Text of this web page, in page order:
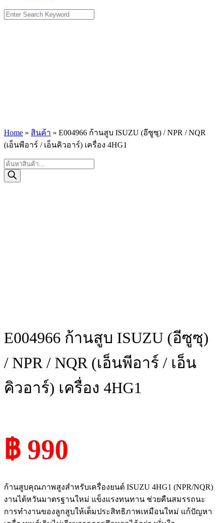
Search
for:
Home » สินค้า » E004966 ก้านสูบ ISUZU (อีซูซุ) / NPR / NQR
(เอ็นพีอาร์ / เอ็นคิวอาร์) เครื่อง 4HG1
Products
search
E004966 ก้านสูบ ISUZU (อีซูซุ)
/ NPR / NQR (เอ็นพีอาร์ / เอ็น
คิวอาร์) เครื่อง 4HG1
฿ 990
ก้านสูบคุณภาพสูงสำหรับเครื่องยนต์ ISUZU 4HG1 (NPR/NQR)
งานไต้หวันมาตรฐานใหม่ แข็งแรงทนทาน ช่วยคืนสมรรถนะ
การทำงานของลูกสูบให้เต็มประสิทธิภาพเหมือนใหม่ แก้ปัญหา